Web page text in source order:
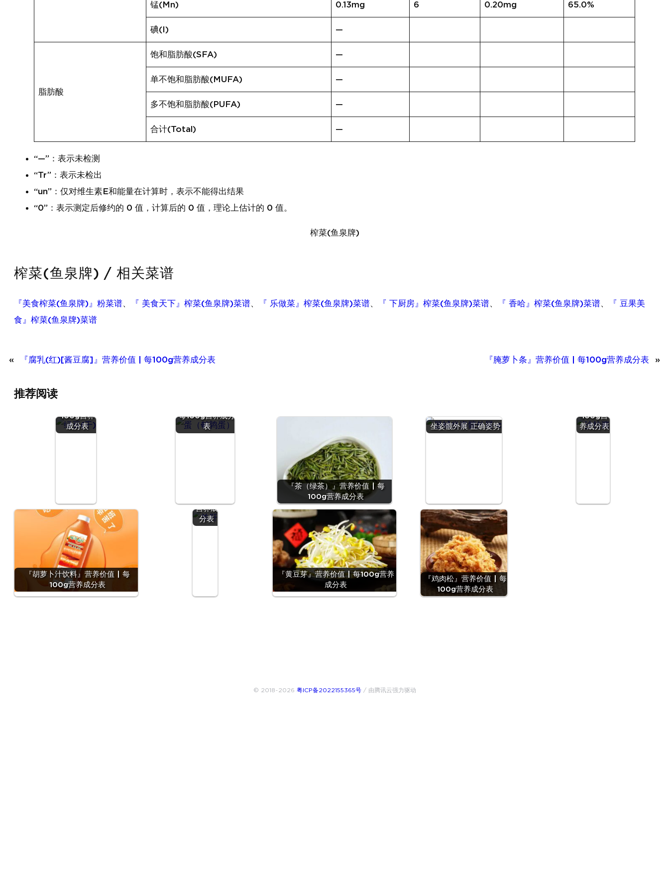
锰(Mn) 0.13mg 6 0.20mg 65.0%
碘(I) —
脂肪酸
饱和脂肪酸(SFA) —
单不饱和脂肪酸(MUFA) —
多不饱和脂肪酸(PUFA) —
合计(Total) —
“—”：表示未检测
“Tr”：表示未检出
“un”：仅对维生素E和能量在计算时，表示不能得出结果
“0”：表示测定后修约的 0 值，计算后的 0 值，理论上估计的 0 值。
榨菜(鱼泉牌)
榨菜(鱼泉牌) / 相关菜谱
『美食榨菜(鱼泉牌)』粉菜谱、 『 美食天下』榨菜(鱼泉牌)菜谱、 『 乐做菜』榨菜(鱼泉牌)菜谱、 『 下厨房』榨菜(鱼泉牌)菜谱、 『 香哈』榨菜(鱼泉牌)菜谱、
『 豆果美
食』榨菜(鱼泉牌)菜谱
« 『腐乳(红)[酱豆腐]』营养价值 | 每100g营养成分表 『腌萝卜条』营养价值 | 每100g营养成分表 »
推荐阅读
100g营养
成分表
每100g营养成分
表
『茶（绿茶）』营养价值 | 每
100g营养成分表
坐姿髋外展 正确姿势
100g营
养成分表
『胡萝卜汁饮料』营养价值 | 每
100g营养成分表
营养成
分表
『黄豆芽』营养价值 | 每100g营养
成分表
『鸡肉松』营养价值 | 每
100g营养成分表
© 2018~2026 粤ICP备2022155365号/ 由腾讯云强力驱动